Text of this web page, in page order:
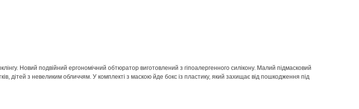
Новий подвійний ергономічний обтюратор виготовлений з гіпоалергенного силікону. Малий підмасковий
дітей з невеликим обличчям. У комплекті з маскою йде бокс із пластику, який захищає від пошкодження під